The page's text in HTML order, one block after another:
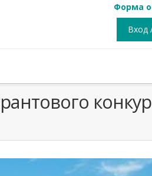
Форма
Вход